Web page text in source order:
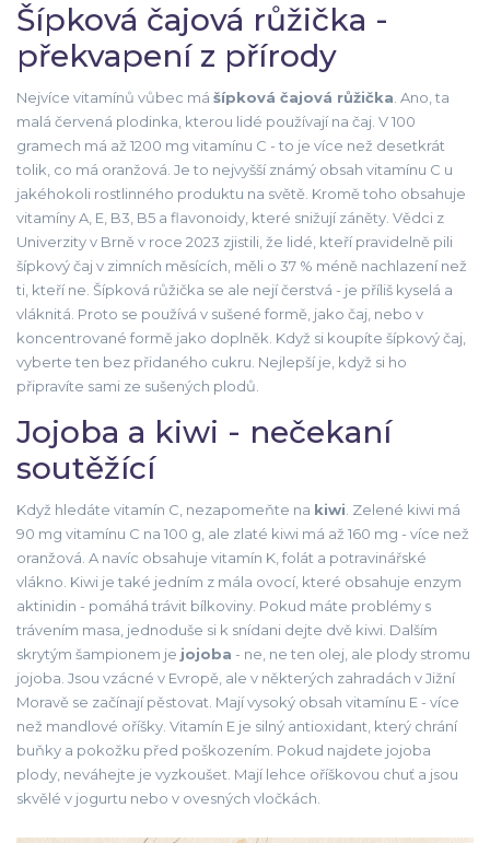
Šípková čajová růžička -
překvapení z přírody
Nejvíce vitamínů vůbec má šípková čajová růžička . Ano, ta
malá červená plodinka, kterou lidé používají na čaj. V 100
gramech má až 1200 mg vitamínu C - to je více než desetkrát
tolik, co má oranžová. Je to nejvyšší známý obsah vitamínu C u
jakéhokoli rostlinného produktu na světě. Kromě toho obsahuje
vitamíny A, E, B3, B5 a flavonoidy, které snižují záněty. Vědci z
Univerzity v Brně v roce 2023 zjistili, že lidé, kteří pravidelně pili
šípkový čaj v zimních měsících, měli o 37 % méně nachlazení než
ti, kteří ne. Šípková růžička se ale nejí čerstvá - je příliš kyselá a
vláknitá. Proto se používá v sušené formě, jako čaj, nebo v
koncentrované formě jako doplněk. Když si koupíte šípkový čaj,
vyberte ten bez přidaného cukru. Nejlepší je, když si ho
připravíte sami ze sušených plodů.
Jojoba a kiwi - nečekaní
soutěžící
Když hledáte vitamín C, nezapomeňte na kiwi . Zelené kiwi má
90 mg vitamínu C na 100 g, ale zlaté kiwi má až 160 mg - více než
oranžová. A navíc obsahuje vitamín K, folát a potravinářské
vlákno. Kiwi je také jedním z mála ovocí, které obsahuje enzym
aktinidin - pomáhá trávit bílkoviny. Pokud máte problémy s
trávením masa, jednoduše si k snídani dejte dvě kiwi. Dalším
skrytým šampionem je jojoba - ne, ne ten olej, ale plody stromu
jojoba. Jsou vzácné v Evropě, ale v některých zahradách v Jižní
Moravě se začínají pěstovat. Mají vysoký obsah vitamínu E - více
než mandlové oříšky. Vitamín E je silný antioxidant, který chrání
buňky a pokožku před poškozením. Pokud najdete jojoba
plody, neváhejte je vyzkoušet. Mají lehce oříškovou chuť a jsou
skvělé v jogurtu nebo v ovesných vločkách.